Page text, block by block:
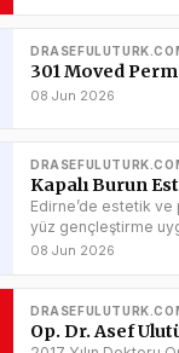
301 Moved
08 Jun 2026
Kapalı Burun
Edirne’de estetik
yüz gençleştirme
08 Jun 2026
Op. Dr. Asef